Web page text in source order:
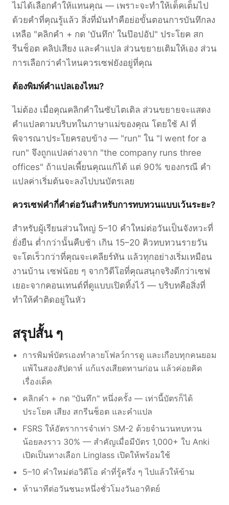
ไม่ได้เลือกคำให้แทนคุณ — เพราะจะทำให้เด็คเต็มไป
ด้วยคำที่คุณรู้แล้ว สิ่งที่มันทำคือย่อขั้นตอนการบันทึกลง
เหลือ "คลิกคำ + กด 'บันทึก' ในป๊อปอัป" ประโยค สก
รีนช็อต คลิปเสียง และคำแปล ส่วนขยายเติมให้เอง ส่วน
การเลือกว่าคำไหนควรเซฟยังอยู่ที่คุณ
ต้องพิมพ์คำแปลเองไหม?
ไม่ต้อง เมื่อคุณคลิกคำในซับไตเติล ส่วนขยายจะแสดง
คำแปลตามบริบทในภาษาแม่ของคุณ โดยใช้ AI ที่
พิจารณาประโยครอบข้าง — "run" ใน "I went for a
run" จึงถูกแปลต่างจาก "the company runs three
offices" ถ้าแปลเพี้ยนคุณแก้ได้ แต่ 90% ของกรณี คำ
แปลค่าเริ่มต้นจะลงไปบนบัตรเลย
ควรเซฟคำกี่คำต่อวันสำหรับการทบทวนแบบเว้นระยะ?
สำหรับผู้เรียนส่วนใหญ่ 5–10 คำใหม่ต่อวันเป็นจังหวะที่
ยั่งยืน ต่ำกว่านั้นคืบช้า เกิน 15–20 คิวทบทวนรายวัน
จะโตเร็วกว่าที่คุณจะเคลียร์ทัน แล้วทุกอย่างเริ่มเหมือน
งานบ้าน เซฟน้อย ๆ จากวิดีโอที่คุณสนุกจริงดีกว่าเซฟ
เยอะจากคอนเทนต์ที่ดูแบบเปิดทิ้งไว้ — บริบทคือสิ่งที่
ทำให้คำติดอยู่ในหัว
สรุปสั้น ๆ
การพิมพ์บัตรเองทำลายโฟลว์การดู และเกือบทุกคนยอม
แพ้ในสองสัปดาห์ แก้แรงเสียดทานก่อน แล้วค่อยคิด
เรื่องเด็ค
คลิกคำ + กด "บันทึก" หนึ่งครั้ง — เท่านี้บัตรก็ได้
ประโยค เสียง สกรีนช็อต และคำแปล
FSRS ให้อัตราการจำเท่า SM-2 ด้วยจำนวนทบทวน
น้อยลงราว 30% — สำคัญเมื่อมีบัตร 1,000+ ใบ Anki
เปิดเป็นทางเลือก Linglass เปิดให้พร้อมใช้
5–10 คำใหม่ต่อวิดีโอ คำที่รู้ครึ่ง ๆ ไปแล้วให้ข้าม
ห้านาทีต่อวันชนะหนึ่งชั่วโมงวันอาทิตย์